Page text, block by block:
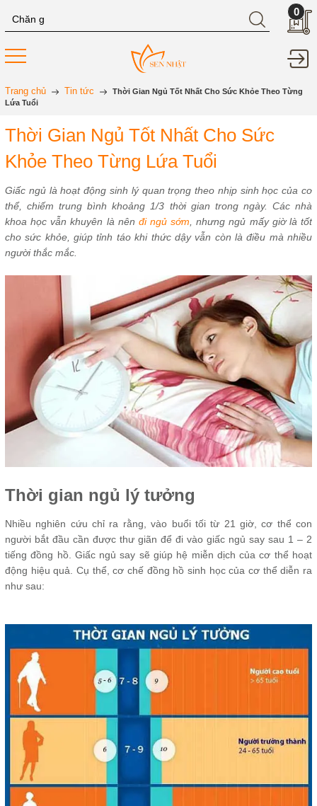
0
Trang chủ Tin tức
Thời Gian Ngủ Tốt Nhất Cho Sức Khỏe Theo Từng
Lứa Tuổi
Thời Gian Ngủ Tốt Nhất Cho Sức
Khỏe Theo Từng Lứa Tuổi
Giấc ngủ là hoạt động sinh lý quan trọng theo nhịp sinh học của cơ
thể, chiếm trung bình khoảng 1/3 thời gian trong ngày. Các nhà
khoa học vẫn khuyên là nên đi ngủ sớm , nhưng ngủ mấy giờ là tốt
cho sức khỏe, giúp tỉnh táo khi thức dậy vẫn còn là điều mà nhiều
người thắc mắc.
Thời gian ngủ lý tưởng
Nhiều nghiên cứu chỉ ra rằng, vào buổi tối từ 21 giờ, cơ thể con
người bắt đầu cần được thư giãn để đi vào giấc ngủ say sau 1 – 2
tiếng đồng hồ. Giấc ngủ say sẽ giúp hệ miễn dịch của cơ thể hoạt
động hiệu quả. Cụ thể, cơ chế đồng hồ sinh học của cơ thể diễn ra
như sau: